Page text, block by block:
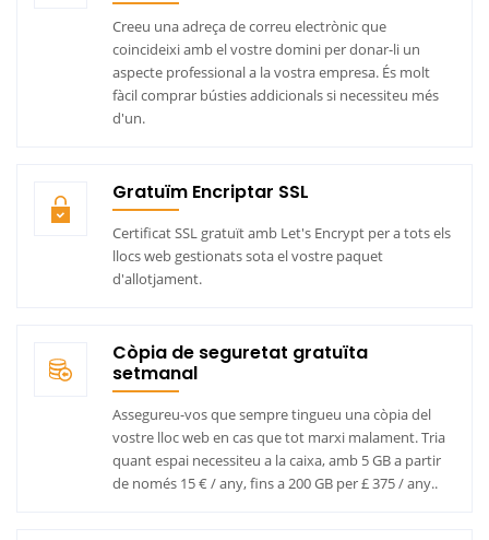
Creeu una adreça de correu electrònic que
coincideixi amb el vostre domini per donar-li un
aspecte professional a la vostra empresa. És molt
fàcil comprar bústies addicionals si necessiteu més
d'un.
Gratuïm Encriptar SSL
Certificat SSL gratuït amb Let's Encrypt per a tots els
llocs web gestionats sota el vostre paquet
d'allotjament.
Còpia de seguretat gratuïta
setmanal
Assegureu-vos que sempre tingueu una còpia del
vostre lloc web en cas que tot marxi malament. Tria
quant espai necessiteu a la caixa, amb 5 GB a partir
de només 15 € / any, fins a 200 GB per £ 375 / any..